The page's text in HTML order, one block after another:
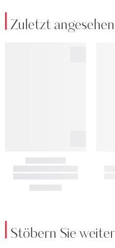
Zuletzt angesehen
Stöbern Sie weiter